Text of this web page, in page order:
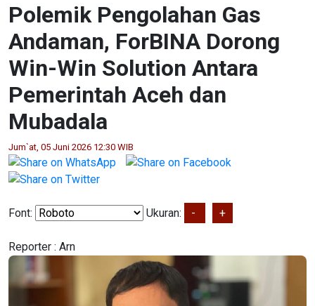
Polemik Pengolahan Gas
Andaman, ForBINA Dorong
Win-Win Solution Antara
Pemerintah Aceh dan
Mubadala
Jum`at, 05 Juni 2026 12:30 WIB
Font: Ukuran: - +
Reporter : Arn